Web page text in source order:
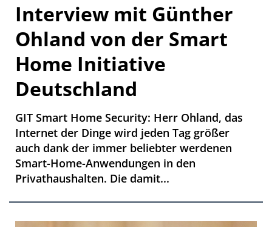
Interview mit Günther
Ohland von der Smart
Home Initiative
Deutschland
GIT Smart Home Security: Herr Ohland, das
Internet der Dinge wird jeden Tag größer
auch dank der immer beliebter werdenen
Smart-Home-Anwendungen in den
Privathaushalten. Die damit...